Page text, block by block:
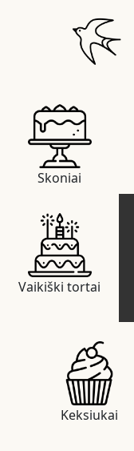
Skoniai
Vaikiški tortai
Keksiukai